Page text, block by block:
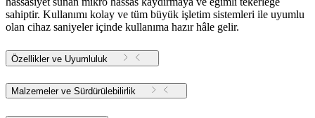
sahiptir. Kullanımı kolay ve tüm büyük işletim sistemleri ile uyumlu
olan cihaz saniyeler içinde kullanıma hazır hâle gelir.
Özellikler ve Uyumluluk
Malzemeler ve Sürdürülebilirlik